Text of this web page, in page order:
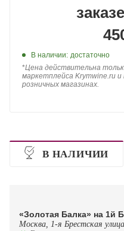
В наличии: достаточно
*Цена действительна
маркетплейса Krymwine.ru
розничных магазинах.
В НАЛИЧИИ
«Золотая Балка» на 1й
Москва, 1-я Брестская